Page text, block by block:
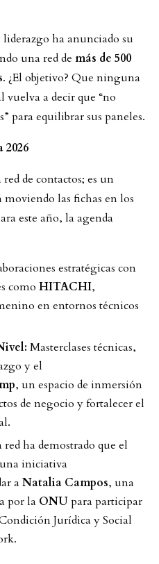
ha anunciado su
una red de más de 500
. ¿El objetivo? Que ninguna
a decir que “no
para equilibrar sus paneles.
de contactos; es un
las fichas en los
este año, la agenda
estratégicas con
como HITACHI,
en entornos técnicos
Masterclases técnicas,
y el
, un espacio de inmersión
de negocio y fortalecer el
red ha demostrado que el
iniciativa
a Natalia Campos, una
por la ONUpara participar
Jurídica y Social